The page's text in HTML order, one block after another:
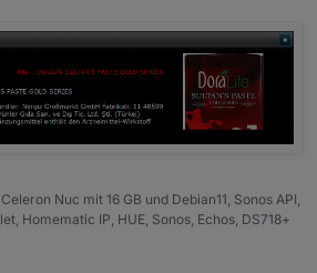
Nuc mit 16 GB und Debian11, Sonos API,
Homematic IP, HUE, Sonos, Echos, DS718+